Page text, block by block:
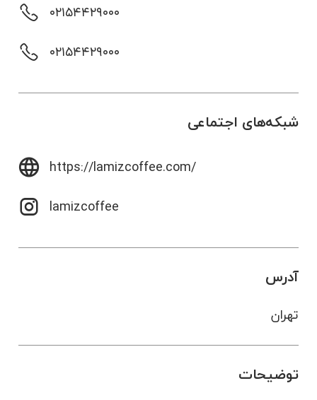
۰۲۱۵۴۴۲۹۰۰۰
۰۲۱۵۴۴۲۹۰۰۰
شبکه‌های اجتماعی
https://lamizcoffee.com/
lamizcoffee
آدرس
تهران
توضیحات